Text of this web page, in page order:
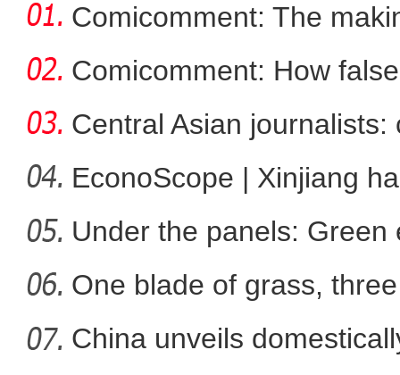
中国国产客机开通第二条高高原航线
克
Comicomment: The
narratives
Comicomment: How
Xin
Central Asian journalists:
EconoScope | Xinjiang
energ
Under the panels: Green
more
One blade of grass,
China unveils